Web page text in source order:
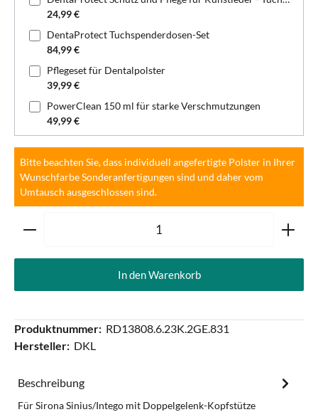
24,99 €
DentaProtect Tuchspenderdosen-Set
84,99 €
Pflegeset für Dentalpolster
39,99 €
PowerClean 150 ml für starke Verschmutzungen
49,99 €
Bitte beachten Sie, dass individuell angefertigte Polster in Ihrer
Wunschfarbe Sonderanfertigungen sind und daher vom
Umtausch ausgeschlossen sind.
Produkt Anzahl: Gib den gewünschten Wert ein oder
In den Warenkorb
Produktnummer: RD13808.6.23K.2GE.831
Hersteller: DKL
Beschreibung
Für Sirona Sinius/Intego mit Doppelgelenk-Kopfstütze